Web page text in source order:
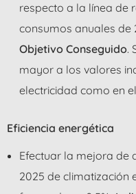
respecto a la línea de
consumos anuales de
Objetivo Conseguido.
mayor a los valores
electricidad como en
Eficiencia energética
Efectuar la mejora de
2025 de climatización